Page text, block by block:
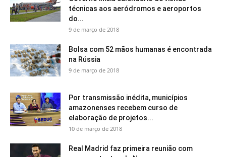
técnicas aos aeródromos e aeroportos
do...
9 de março de 2018
Bolsa com 52 mãos humanas é encontrada
na Rússia
9 de março de 2018
Por transmissão inédita, municípios
amazonenses recebem curso de
elaboração de projetos...
10 de março de 2018
Real Madrid faz primeira reunião com